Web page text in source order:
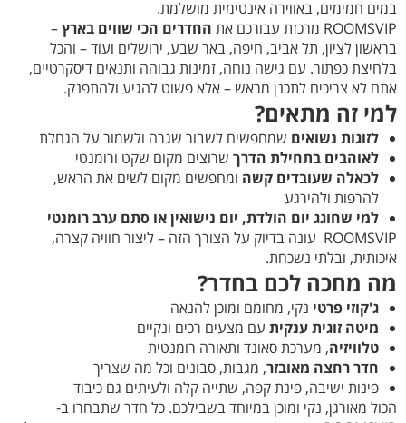
במים חמימים, באווירה אינטימית מושלמת.
ROOMSVIP מרכזת עבורכם את
החדרים הכי שווים בארץ–
בראשון לציון, תל אביב, חיפה, באר שבע, ירושלים ועוד – והכל
בלחיצת כפתור. עם גישה נוחה, זמינות גבוהה ותנאים דיסקרטיים,
אתם לא צריכים לתכנן מראש – אלא פשוט להגיע ולהתפנק.
למי זה מתאים?
לזוגות נשואים שמחפשים לשבור שגרה ולשמור על הגחלת
לאוהבים בתחילת הדרך שרוצים מקום שקט ורומנטי
לכאלה שעובדים קשה ומחפשים מקום לשים את הראש,
להרפות ולהירגע
למי שחוגג יום הולדת, יום נישואין או סתם ערב רומנטי
ROOMSVIP עונה בדיוק על הצורך הזה – ליצור חוויה קצרה,
איכותית, ובלתי נשכחת.
מה מחכה לכם בחדר?
ג'קוזי פרטי נקי, מחומם ומוכן להנאה
מיטה זוגית ענקית עם מצעים רכים ונקיים
טלוויזיה, מערכת סאונד ותאורה רומנטית
חדר רחצה מאובזר, מגבות, סבונים וכל מה שצריך
פינות ישיבה, פינת קפה, שתייה קלה ולעיתים גם כיבוד
הכול מאורגן, נקי ומוכן במיוחד בשבילכם. כל חדר שתבחרו ב-